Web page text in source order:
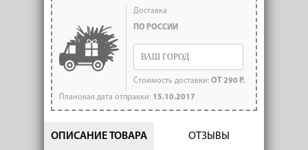
Доставка
ПО РОССИИ
Стоимость доставки: ОТ 290 Р.
Плановая дата отправки: 15.10.2017
ОПИСАНИЕ ТОВАРА ОТЗЫВЫ